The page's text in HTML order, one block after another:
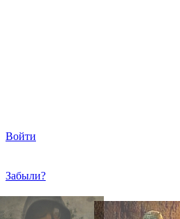
Войти
Забыли?